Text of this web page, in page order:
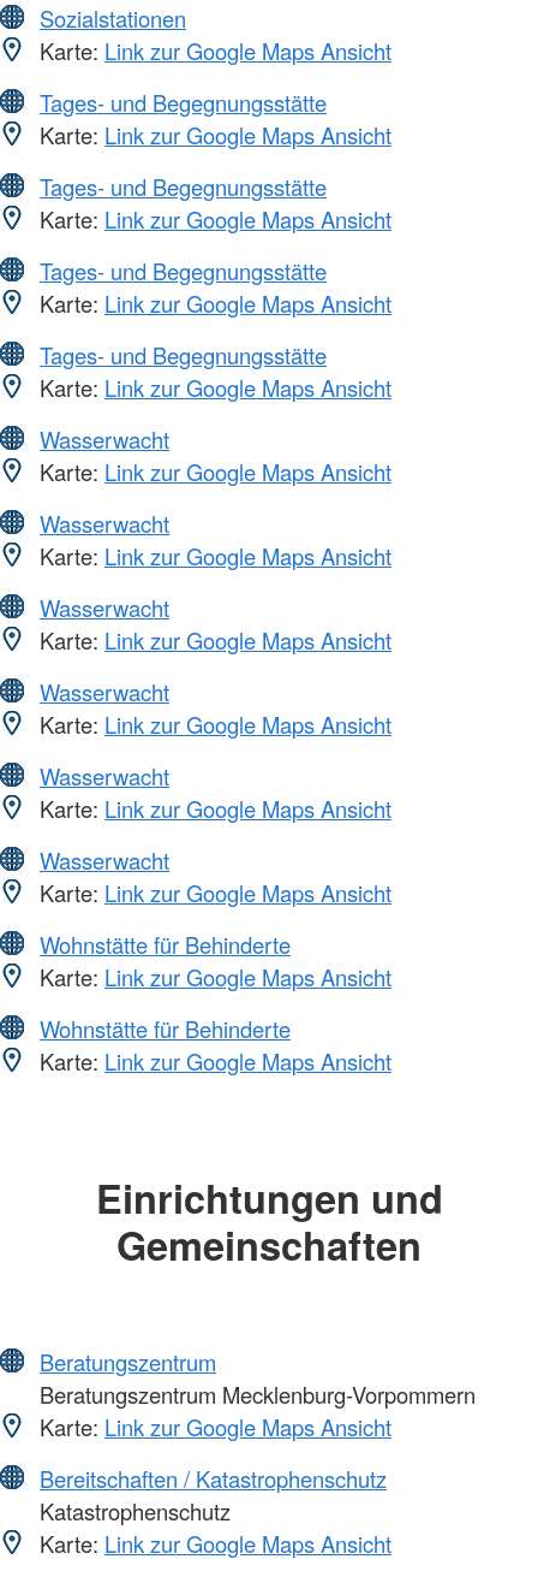
Sozialstationen
Karte: Link zur Google Maps Ansicht
Tages- und Begegnungsstätte
Karte: Link zur Google Maps Ansicht
Tages- und Begegnungsstätte
Karte: Link zur Google Maps Ansicht
Tages- und Begegnungsstätte
Karte: Link zur Google Maps Ansicht
Tages- und Begegnungsstätte
Karte: Link zur Google Maps Ansicht
Wasserwacht
Karte: Link zur Google Maps Ansicht
Wasserwacht
Karte: Link zur Google Maps Ansicht
Wasserwacht
Karte: Link zur Google Maps Ansicht
Wasserwacht
Karte: Link zur Google Maps Ansicht
Wasserwacht
Karte: Link zur Google Maps Ansicht
Wasserwacht
Karte: Link zur Google Maps Ansicht
Wohnstätte für Behinderte
Karte: Link zur Google Maps Ansicht
Wohnstätte für Behinderte
Karte: Link zur Google Maps Ansicht
Einrichtungen und
Gemeinschaften
Beratungszentrum
Beratungszentrum Mecklenburg-Vorpommern
Karte: Link zur Google Maps Ansicht
Bereitschaften / Katastrophenschutz
Katastrophenschutz
Karte: Link zur Google Maps Ansicht